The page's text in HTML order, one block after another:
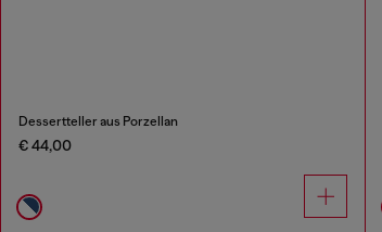
Dessertteller aus Porzellan
€ 44,00